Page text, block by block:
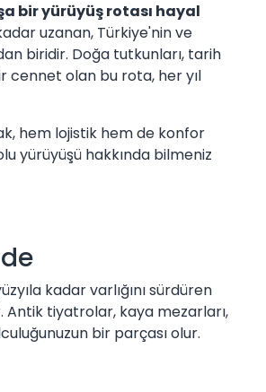
bir yürüyüş rotası hayal
uzanan, Türkiye'nin ve
biridir. Doğa tutkunları, tarih
cennet olan bu rota, her yıl
hem lojistik hem de konfor
yürüyüşü hakkında bilmeniz
kadar varlığını sürdüren
Antik tiyatrolar, kaya mezarları,
bir parçası olur.